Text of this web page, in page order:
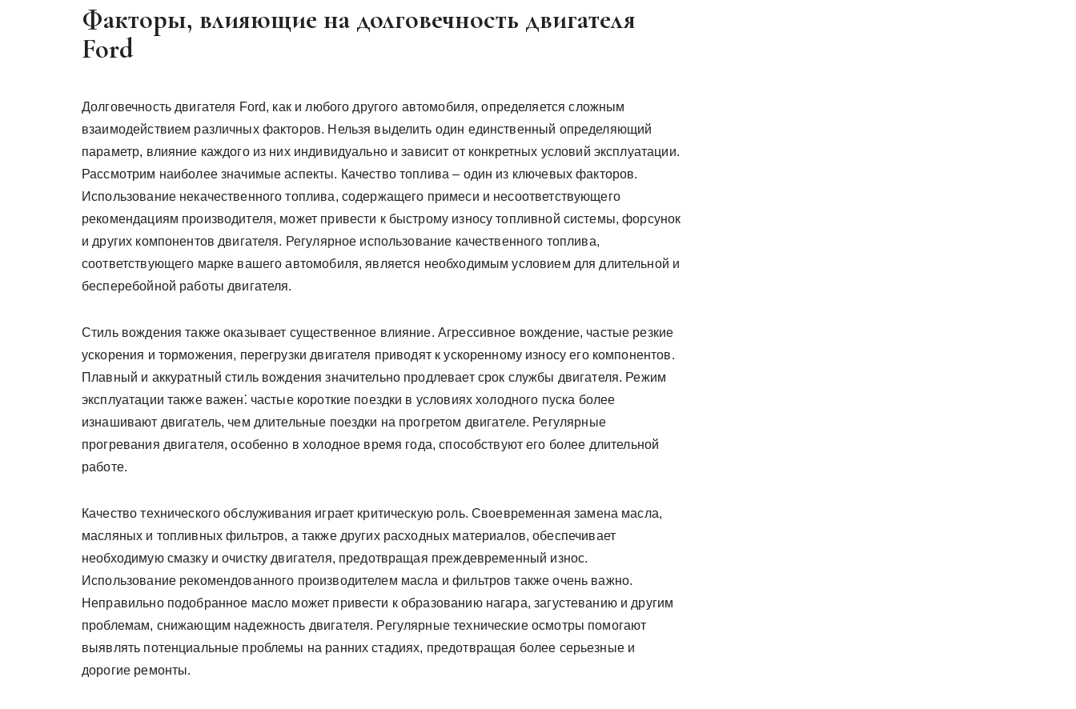
Факторы, влияющие на долговечность двигателя
Ford
Долговечность двигателя Ford, как и любого другого автомобиля, определяется сложным
взаимодействием различных факторов. Нельзя выделить один единственный определяющий
параметр, влияние каждого из них индивидуально и зависит от конкретных условий эксплуатации.
Рассмотрим наиболее значимые аспекты. Качество топлива – один из ключевых факторов.
Использование некачественного топлива, содержащего примеси и несоответствующего
рекомендациям производителя, может привести к быстрому износу топливной системы, форсунок
и других компонентов двигателя. Регулярное использование качественного топлива,
соответствующего марке вашего автомобиля, является необходимым условием для длительной и
бесперебойной работы двигателя.
Стиль вождения также оказывает существенное влияние. Агрессивное вождение, частые резкие
ускорения и торможения, перегрузки двигателя приводят к ускоренному износу его компонентов.
Плавный и аккуратный стиль вождения значительно продлевает срок службы двигателя. Режим
эксплуатации также важен⁚ частые короткие поездки в условиях холодного пуска более
изнашивают двигатель, чем длительные поездки на прогретом двигателе. Регулярные
прогревания двигателя, особенно в холодное время года, способствуют его более длительной
работе.
Качество технического обслуживания играет критическую роль. Своевременная замена масла,
масляных и топливных фильтров, а также других расходных материалов, обеспечивает
необходимую смазку и очистку двигателя, предотвращая преждевременный износ.
Использование рекомендованного производителем масла и фильтров также очень важно.
Неправильно подобранное масло может привести к образованию нагара, загустеванию и другим
проблемам, снижающим надежность двигателя. Регулярные технические осмотры помогают
выявлять потенциальные проблемы на ранних стадиях, предотвращая более серьезные и
дорогие ремонты.